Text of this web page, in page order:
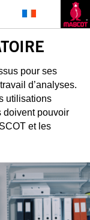
pour ses
d’analyses.
utilisations
doivent pouvoir
et les